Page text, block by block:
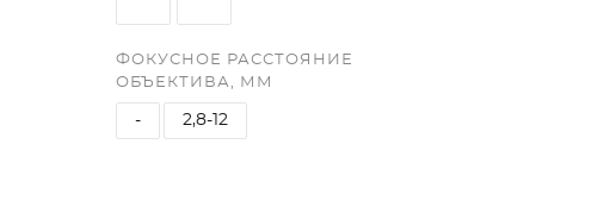
ФОКУСНОЕ РАССТОЯНИЕ
ОБЪЕКТИВА, ММ
- 2,8-12